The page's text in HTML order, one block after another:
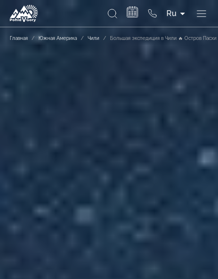
Ru
Главная / Южная Америка / Чили / Большая экспедиция в Чили 🔥 Остров Пасхи